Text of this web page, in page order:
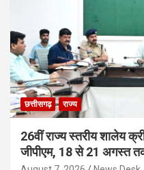
छत्तीसगढ़ राज्य
26वीं राज्य स्तरीय शालेय
जीपीएम, 18 से 21 अगस्त